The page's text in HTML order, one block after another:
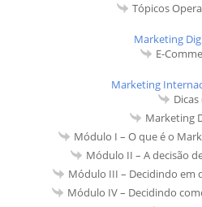
Tópicos
Marketing
E-
Marketing
Dicas
Marketing
Módulo I – O que é o
Módulo II – A decisão
Módulo III – Decidindo em
Módulo IV – Decidindo